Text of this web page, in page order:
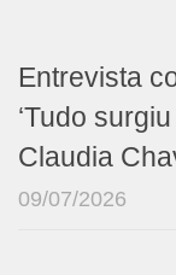
Entrevista
‘Tudo
Claudia
09/07/2026